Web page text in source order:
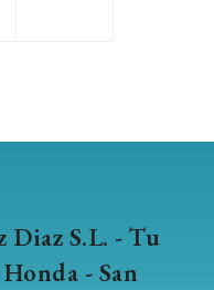
Diaz S.L. - Tu
- San